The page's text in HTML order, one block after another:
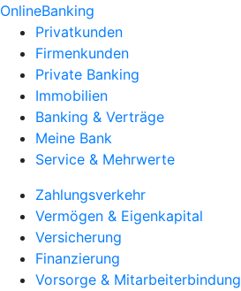
OnlineBanking
Privatkunden
Firmenkunden
Private Banking
Immobilien
Banking & Verträge
Meine Bank
Service & Mehrwerte
Zahlungsverkehr
Vermögen & Eigenkapital
Versicherung
Finanzierung
Vorsorge & Mitarbeiterbindung